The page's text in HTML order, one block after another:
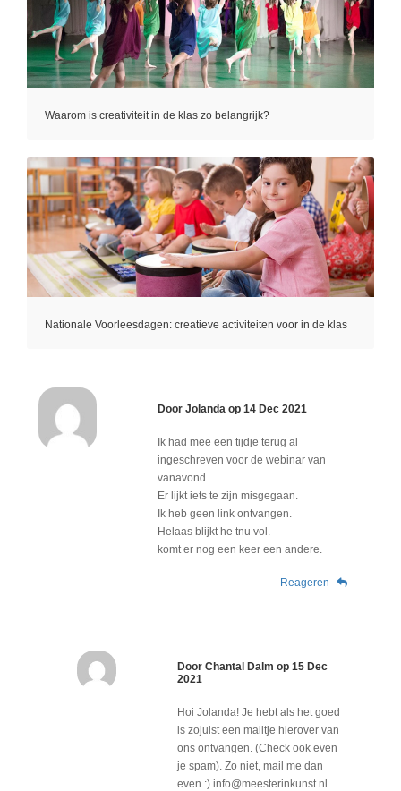
Waarom is creativiteit in de klas zo belangrijk?
Nationale Voorleesdagen: creatieve activiteiten voor in de klas
DoorJolanda op 14 Dec 2021
Ik had mee een tijdje terug al
ingeschreven voor de webinar van
vanavond.
Er lijkt iets te zijn misgegaan.
Ik heb geen link ontvangen.
Helaas blijkt he tnu vol.
komt er nog een keer een andere.
Reageren
Door Chantal Dalm op15 Dec
2021
Hoi Jolanda! Je hebt als het goed
is zojuist een mailtje hierover van
ons ontvangen. (Check ook even
je spam). Zo niet, mail me dan
even :) info@meesterinkunst.nl